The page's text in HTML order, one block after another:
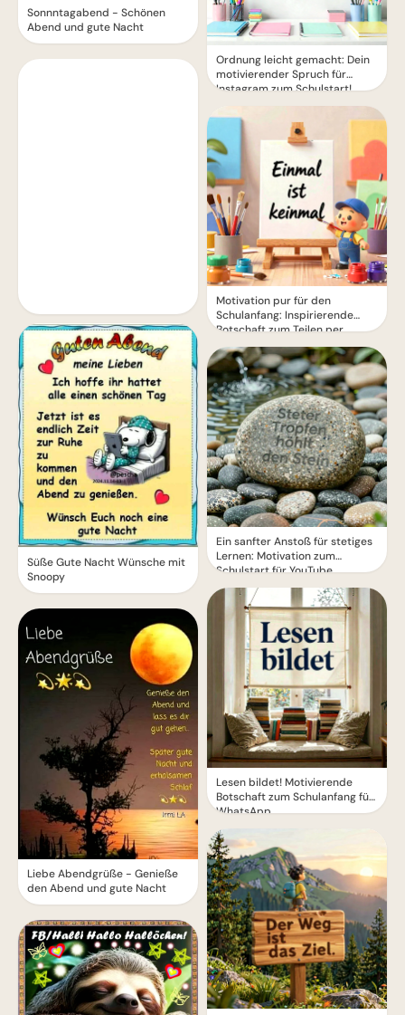
Sonnntagabend - Schönen
Abend und gute Nacht
Süße Gute Nacht Wünsche mit
Snoopy
Liebe Abendgrüße - Genieße
den Abend und gute Nacht
Ordnung leicht gemacht: Dein
motivierender Spruch für
Instagram zum Schulstart!
Motivation pur für den
Schulanfang: Inspirierende
Botschaft zum Teilen per
WhatsApp!
Ein sanfter Anstoß für stetiges
Lernen: Motivation zum
Schulstart für YouTube.
Lesen bildet! Motivierende
Botschaft zum Schulanfang für
WhatsApp